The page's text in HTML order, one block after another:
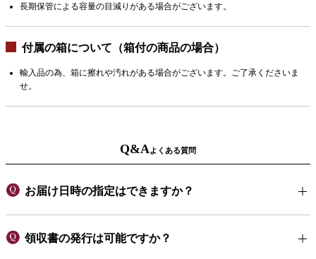
長期保管による容量の目減りがある場合がございます。
付属の箱について（箱付の商品の場合）
輸入品の為、箱に擦れや汚れがある場合がございます。ご了承くださいま
せ。
Q&Aよくある質問
お届け日時の指定はできますか？
領収書の発行は可能ですか？